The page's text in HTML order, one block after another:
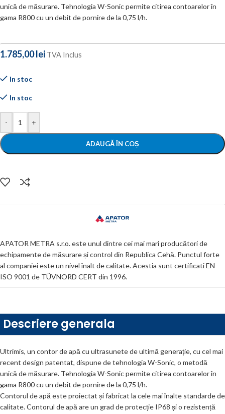
unică de măsurare. Tehnologia W-Sonic permite citirea contoarelor în
gama R800 cu un debit de pornire de la 0,75 l/h.
1.785,00lei TVA Inclus
In stoc
In stoc
- +
ADAUGĂ ÎN COȘ
APATOR METRA s.r.o. este unul dintre cei mai mari producători de
echipamente de măsurare și control din Republica Cehă. Punctul forte
al companiei este un nivel înalt de calitate. Acestia sunt certificati EN
ISO 9001 de TÜVNORD CERT din 1996.
Descriere generala
Ultrimis, un contor de apă cu ultrasunete de ultimă generație, cu cel mai
recent design patentat, dispune de tehnologia W-Sonic, o metodă
unică de măsurare. Tehnologia W-Sonic permite citirea contoarelor în
gama R800 cu un debit de pornire de la 0,75 l/h.
Contorul de apă este proiectat și fabricat la cele mai înalte standarde de
calitate. Contorul de apă are un grad de protecție IP68 și o rezistență